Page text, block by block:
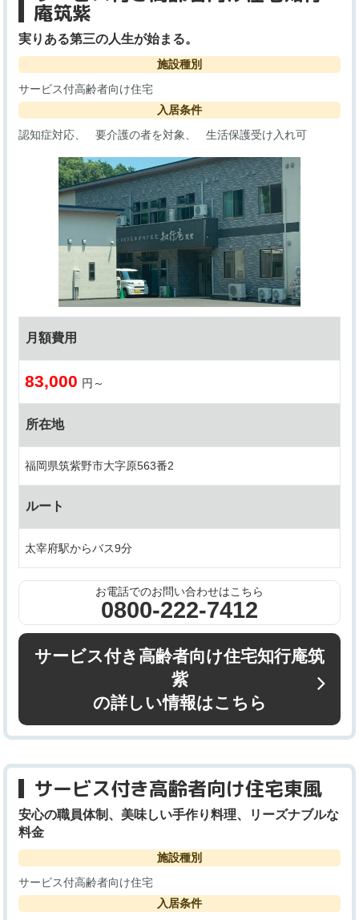
庵筑紫
実りある第三の人生が始まる。
施設種別
サービス付高齢者向け住宅
入居条件
認知症対応
要介護の者を対象 生活保護受け入れ可
月額費用
83,000 円～
所在地
福岡県筑紫野市大字原563番2
ルート
太宰府駅からバス9分
お電話でのお問い合わせはこちら
0800-222-7412
サービス付き高齢者向け住宅知行庵筑
紫
の詳しい情報はこちら
サービス付き高齢者向け住宅東風
安心の職員体制、美味しい手作り料理、リーズナブルな
料金
施設種別
サービス付高齢者向け住宅
入居条件